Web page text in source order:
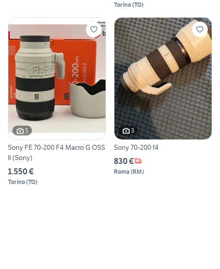
Torino(TO)
5
Sony FE 70-200 F4 Macro G OSS
II (Sony)
1.550 €
Torino(TO)
3
Sony 70-200 f4
830 €
Roma (RM)